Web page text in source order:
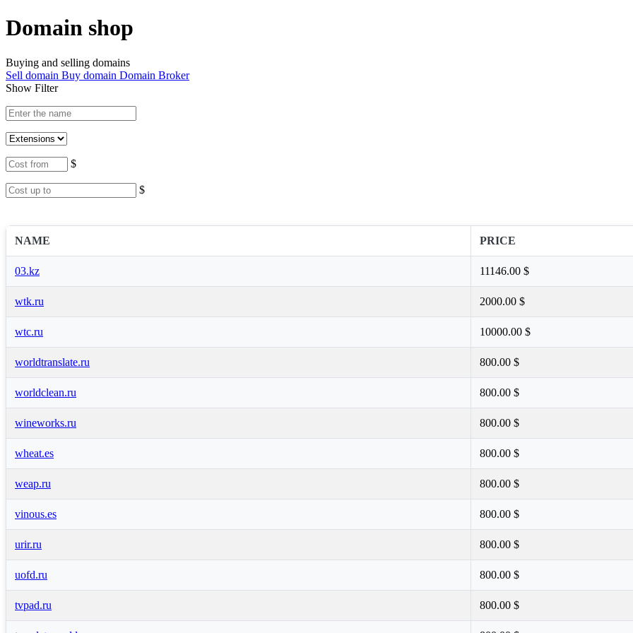
Domain shop
Buying and selling domains
Sell domain Buy domain Domain Broker
Show Filter
$
$
NAME PRICE
03.kz 11146.00 $
wtk.ru 2000.00 $
wtc.ru 10000.00 $
worldtranslate.ru 800.00 $
worldclean.ru 800.00 $
wineworks.ru 800.00 $
wheat.es 800.00 $
weap.ru 800.00 $
vinous.es 800.00 $
urir.ru 800.00 $
uofd.ru 800.00 $
tvpad.ru 800.00 $